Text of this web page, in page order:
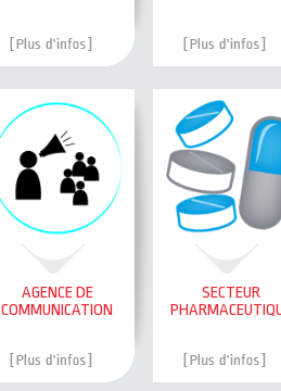
AGENCE DE
COMMUNICATION
SECTEUR